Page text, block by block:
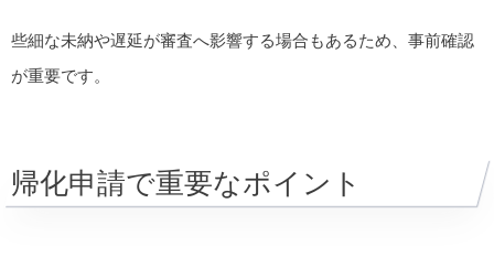
些細な未納や遅延が審査へ影響する場合もあるため、事前確認
が重要です。
帰化申請で重要なポイント